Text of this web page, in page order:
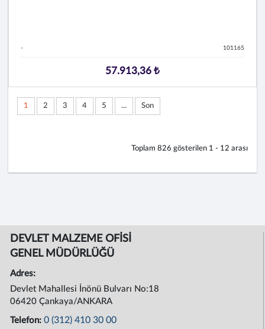
- 101165
57.913,36 ₺
1 2 3 4 5 ... Son
Toplam 826 gösterilen 1 - 12 arası
DEVLET MALZEME OFİSİ
GENEL MÜDÜRLÜĞÜ
Adres:
Devlet Mahallesi İnönü Bulvarı No:18
06420 Çankaya/ANKARA
Telefon:0 (312) 410 30 00